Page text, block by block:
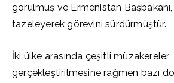
görülmüş ve Ermenistan
tazeleyerek görevini sürdürmüştür.
İki ülke arasında çeşitli müzakereler
gerçekleştirilmesine rağmen bazı